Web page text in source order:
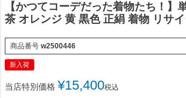
【かつてコーデだった着物たち！】
茶 オレンジ 黄 黒色 正絹 着物 リサ
商品番号 w2500446
新入荷
当店特別価格 ¥15,400税込